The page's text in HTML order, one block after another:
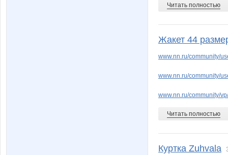
Читать полностью
Жакет 44
www.nn.ru/community/
www.nn.ru/community/
www.nn.ru/community/
Читать полностью
Куртка Zuhvala